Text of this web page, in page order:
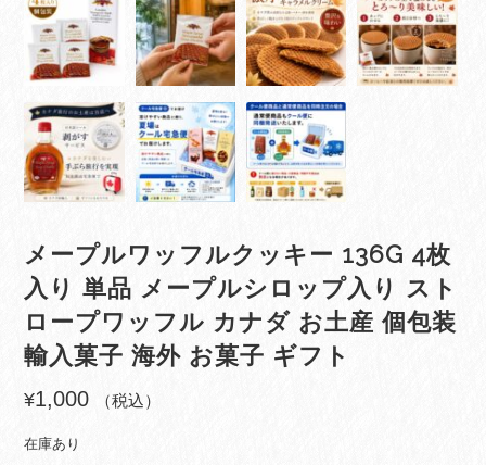
メープルワッフルクッキー 136G 4枚
入り 単品 メープルシロップ入り スト
ロープワッフル カナダ お土産 個包装
輸入菓子 海外 お菓子 ギフト
¥1,000 （税込）
在庫あり